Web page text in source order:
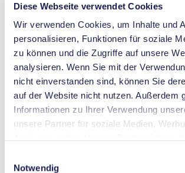
Diese Webseite verwendet Cookies
Wir verwenden Cookies, um Inhalte und
personalisieren, Funktionen für soziale
zu können und die Zugriffe auf unsere
analysieren. Wenn Sie mit der
nicht einverstanden sind, können Sie
auf der Website nicht nutzen. Außerdem
Informationen zu Ihrer Verwendung
unsere Partner für soziale Medien,
zusammen, die Sie ihnen bereitgestellt
Notwendig